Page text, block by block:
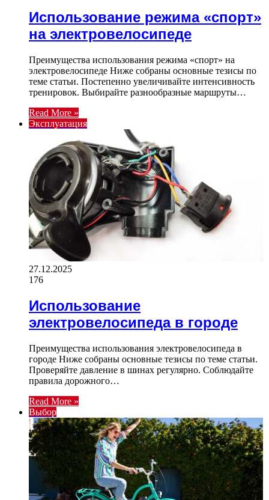
Использование режима «спорт»
на электровелосипеде
Преимущества использования режима «спорт» на
электровелосипеде Ниже собраны основные тезисы по
теме статьи. Постепенно увеличивайте интенсивность
тренировок. Выбирайте разнообразные маршруты…
Read More »
Эксплуатация
27.12.2025
176
Использование
электровелосипеда в городе
Преимущества использования электровелосипеда в
городе Ниже собраны основные тезисы по теме статьи.
Проверяйте давление в шинах регулярно. Соблюдайте
правила дорожного…
Read More »
Выбор